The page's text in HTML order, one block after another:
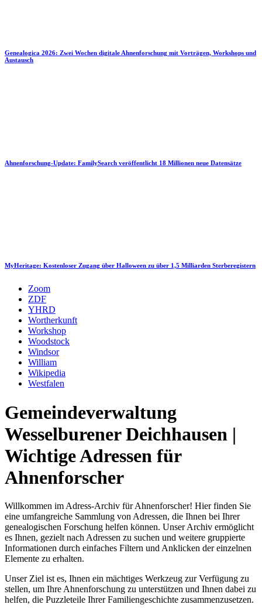
Genealogica 2026: Zwei Wochen digitale Ahnenforschung mit Vorträgen, Workshops und
Austausch
Ahnenforschung-Update: FamilySearch veröffentlicht 18 Millionen neue Datensätze
MyHeritage: Kostenloser Zugang über Halloween zu über 1,5 Milliarden Sterberegistern
Zoom
ZDF
YHRD
Wortherkunft
Workshop
Woodstock
Windsor
William
Wikipedia
Westfalen
Gemeindeverwaltung
Wesselburener Deichhausen |
Wichtige Adressen für
Ahnenforscher
Willkommen im Adress-Archiv für Ahnenforscher! Hier finden Sie
eine umfangreiche Sammlung von Adressen, die Ihnen bei Ihrer
genealogischen Forschung helfen können. Unser Archiv ermöglicht
es Ihnen, gezielt nach Adressen zu suchen und weitere gruppierte
Informationen durch einfaches Filtern und Anklicken der einzelnen
Elemente zu erhalten.
Unser Ziel ist es, Ihnen ein mächtiges Werkzeug zur Verfügung zu
stellen, um Ihre Ahnenforschung zu unterstützen und Ihnen dabei zu
helfen, die Puzzleteile Ihrer Familiengeschichte zusammenzusetzen.